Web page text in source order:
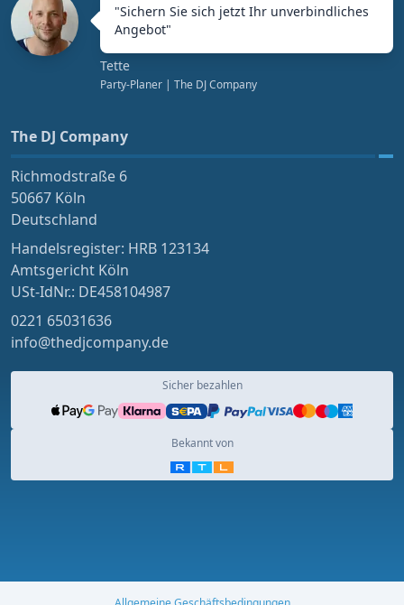
"Sichern Sie sich jetzt Ihr unverbindliches
Angebot"
Tette
Party-Planer | The DJ Company
The DJ Company
Richmodstraße 6
50667 Köln
Deutschland
Handelsregister: HRB 123134
Amtsgericht Köln
USt-IdNr.: DE458104987
0221 65031636
info@thedjcompany.de
Sicher bezahlen
Bekannt von